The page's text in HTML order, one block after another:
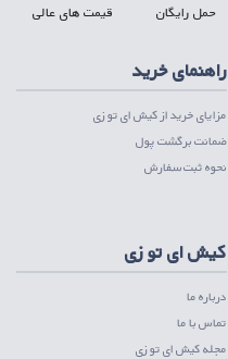
حمل رایگان قیمت های عالی
راهنمای خرید
مزایای خرید از کیش ای تو زی
ضمانت برگشت پول
نحوه ثبت سفارش
کیش ای تو زی
درباره ما
تماس با ما
مجله کیش ای تو زی